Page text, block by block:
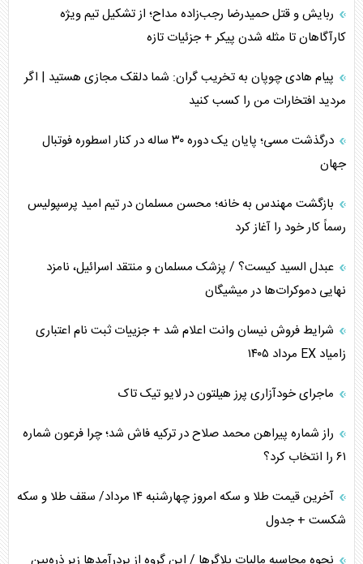
چگونه مقاومت صحنه جنگ را تغییر می‌دهد؟
جنگ رمضان و معضل حضور نظامیان آمریکایی
تحلیل جامع پدیده تراستی‌ها
تأثیر جنگ ایران و آمریکا بر اقتصاد جهانی
اربعین، کابوس مشترک تل‌آویو-واشنگتن
ربایش و قتل حمیدرضا رجب‌زاده مداح؛ از تشکیل تیم ویژه
کارآگاهان تا مثله شدن پیکر + جزئیات تازه
پیام هادی چوپان به تخریب گران: شما دلقک مجازی هستید | اگر
مردید افتخارات من را کسب کنید
درگذشت مسی؛ پایان یک دوره ۳۰ ساله در کنار اسطوره فوتبال
جهان
بازگشت مهندس به خانه؛ محسن مسلمان در تیم امید پرسپولیس
رسماً کار خود را آغاز کرد
عبدل السید کیست؟ / پزشک مسلمان و منتقد اسرائیل، نامزد
نهایی دموکرات‌ها در میشیگان
شرایط فروش نیسان وانت اعلام شد + جزییات ثبت نام اعتباری
زامیاد EX مرداد ۱۴۰۵
ماجرای خودآزاری پرز هیلتون در لایو تیک تاک
راز شماره پیراهن محمد صلاح در ترکیه فاش شد؛ چرا فرعون شماره
۶۱ را انتخاب کرد؟
آخرین قیمت طلا و سکه امروز چهارشنبه ۱۴ مرداد/ سقف طلا و سکه
شکست + جدول